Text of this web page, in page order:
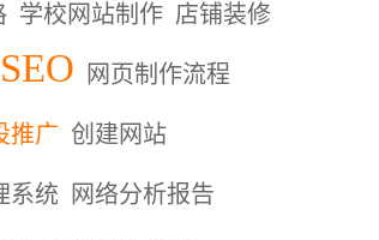
学校网站制作 店铺装修
SEO 网页制作流程
推广 创建网站
系统 网络分析报告